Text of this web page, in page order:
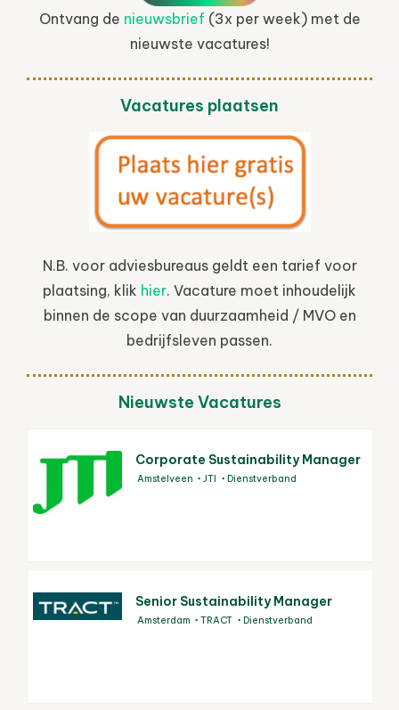
Ontvang de nieuwsbrief (3x per week) met de
nieuwste vacatures!
Vacatures plaatsen
N.B. voor adviesbureaus geldt een tarief voor
plaatsing, klik hier. Vacature moet inhoudelijk
binnen de scope van duurzaamheid / MVO en
bedrijfsleven passen.
Nieuwste Vacatures
Corporate Sustainability Manager
Amstelveen JTI Dienstverband
Senior Sustainability Manager
Amsterdam TRACT Dienstverband